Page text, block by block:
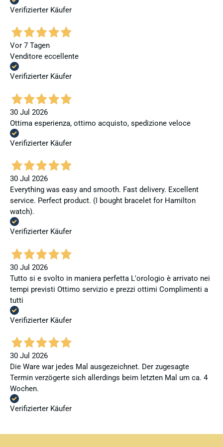
Verifizierter Käufer
Vor 7 Tagen
Venditore eccellente
Verifizierter Käufer
30 Jul 2026
Ottima esperienza, ottimo acquisto, spedizione veloce
Verifizierter Käufer
30 Jul 2026
Everything was easy and smooth. Fast delivery. Excellent
service. Perfect product. (I bought bracelet for Hamilton
watch).
Verifizierter Käufer
30 Jul 2026
Tutto si e svolto in maniera perfetta L'orologio è arrivato nei
tempi previsti Ottimo servizio e prezzi ottimi Complimenti a
tutti
Verifizierter Käufer
30 Jul 2026
Die Ware war jedes Mal ausgezeichnet. Der zugesagte
Termin verzögerte sich allerdings beim letzten Mal um ca. 4
Wochen.
Verifizierter Käufer